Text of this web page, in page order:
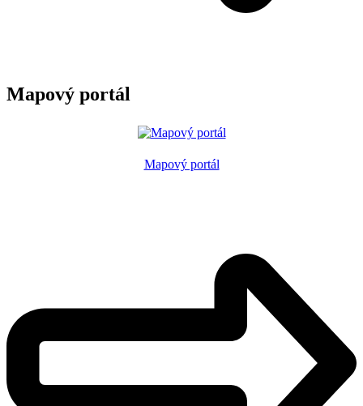
Mapový portál
Mapový portál